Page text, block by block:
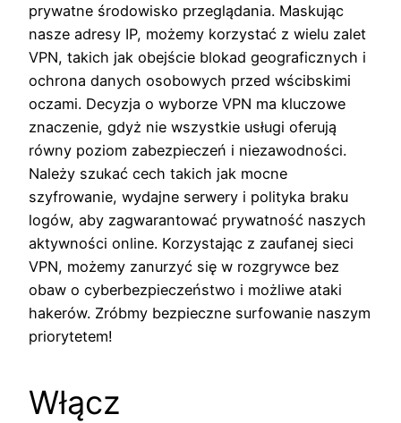
prywatne środowisko przeglądania. Maskując
nasze adresy IP, możemy korzystać z wielu zalet
VPN, takich jak obejście blokad geograficznych i
ochrona danych osobowych przed wścibskimi
oczami. Decyzja o wyborze VPN ma kluczowe
znaczenie, gdyż nie wszystkie usługi oferują
równy poziom zabezpieczeń i niezawodności.
Należy szukać cech takich jak mocne
szyfrowanie, wydajne serwery i polityka braku
logów, aby zagwarantować prywatność naszych
aktywności online. Korzystając z zaufanej sieci
VPN, możemy zanurzyć się w rozgrywce bez
obaw o cyberbezpieczeństwo i możliwe ataki
hakerów. Zróbmy bezpieczne surfowanie naszym
priorytetem!
Włącz